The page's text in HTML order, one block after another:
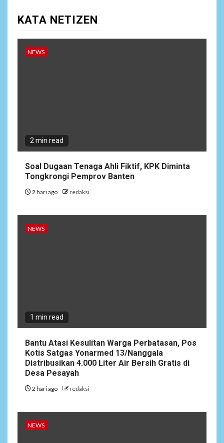
Lepas Masa Tugas, AKBP
Restu Wijayanto Dikenang
Sebagai Kapolres Humanis
2
Bantu Atasi Kesulitan Warga
Perbatasan, Pos Kotis
Satgas Yonarmed
4.000 Liter Air Bersih Gratis
4 NEWS
Ucapan Diduga
Merendahkan Wartawan
Profesi Jurnalistik
KATA NETIZEN
NEWS
2 min read
Soal Dugaan Tenaga Ahli Fiktif, KPK Diminta
Tongkrongi Pemprov Banten
2 hari ago redaksi
NEWS
1 min read
Bantu Atasi Kesulitan Warga Perbatasan, Pos
Kotis Satgas Yonarmed 13/Nanggala
Distribusikan 4.000 Liter Air Bersih Gratis di
Desa Pesayah
2 hari ago redaksi
NEWS